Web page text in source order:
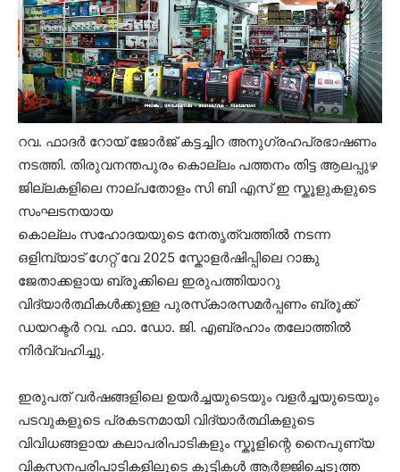
റവ. ഫാദർ റോയ് ജോർജ് കട്ടച്ചിറ അനുഗ്രഹപ്രഭാഷണം
നടത്തി. തിരുവനന്തപുരം കൊല്ലം പത്തനം തിട്ട ആലപ്പുഴ
ജില്ലകളിലെ നാല്പതോളം സി ബി എസ് ഇ സ്കൂളുകളുടെ
സംഘടനയായ
കൊല്ലം സഹോദയയുടെ നേതൃത്വത്തിൽ നടന്ന
ഒളിമ്പ്യാട് ഗേറ്റ് വേ 2025 സ്കോളർഷിപ്പിലെ റാങ്കു
ജേതാക്കളായ ബ്രൂക്കിലെ ഇരുപത്തിയാറു
വിദ്യാർത്ഥികൾക്കുള്ള പുരസ്‌കാരസമർപ്പണം ബ്രൂക്ക്
ഡയറക്ടർ റവ. ഫാ. ഡോ. ജി. എബ്രഹാം തലോത്തിൽ
നിർവ്വഹിച്ചു.
ഇരുപത് വർഷങ്ങളിലെ ഉയർച്ചയുടെയും വളർച്ചയുടെയും
പടവുകളുടെ പ്രകടനമായി വിദ്യാർത്ഥികളുടെ
വിവിധങ്ങളായ കലാപരിപാടികളും സ്കൂളിന്റെ നൈപുണ്യ
വികസനപരിപാടികളിലൂടെ കുട്ടികൾ ആർജ്ജിച്ചെടുത്ത